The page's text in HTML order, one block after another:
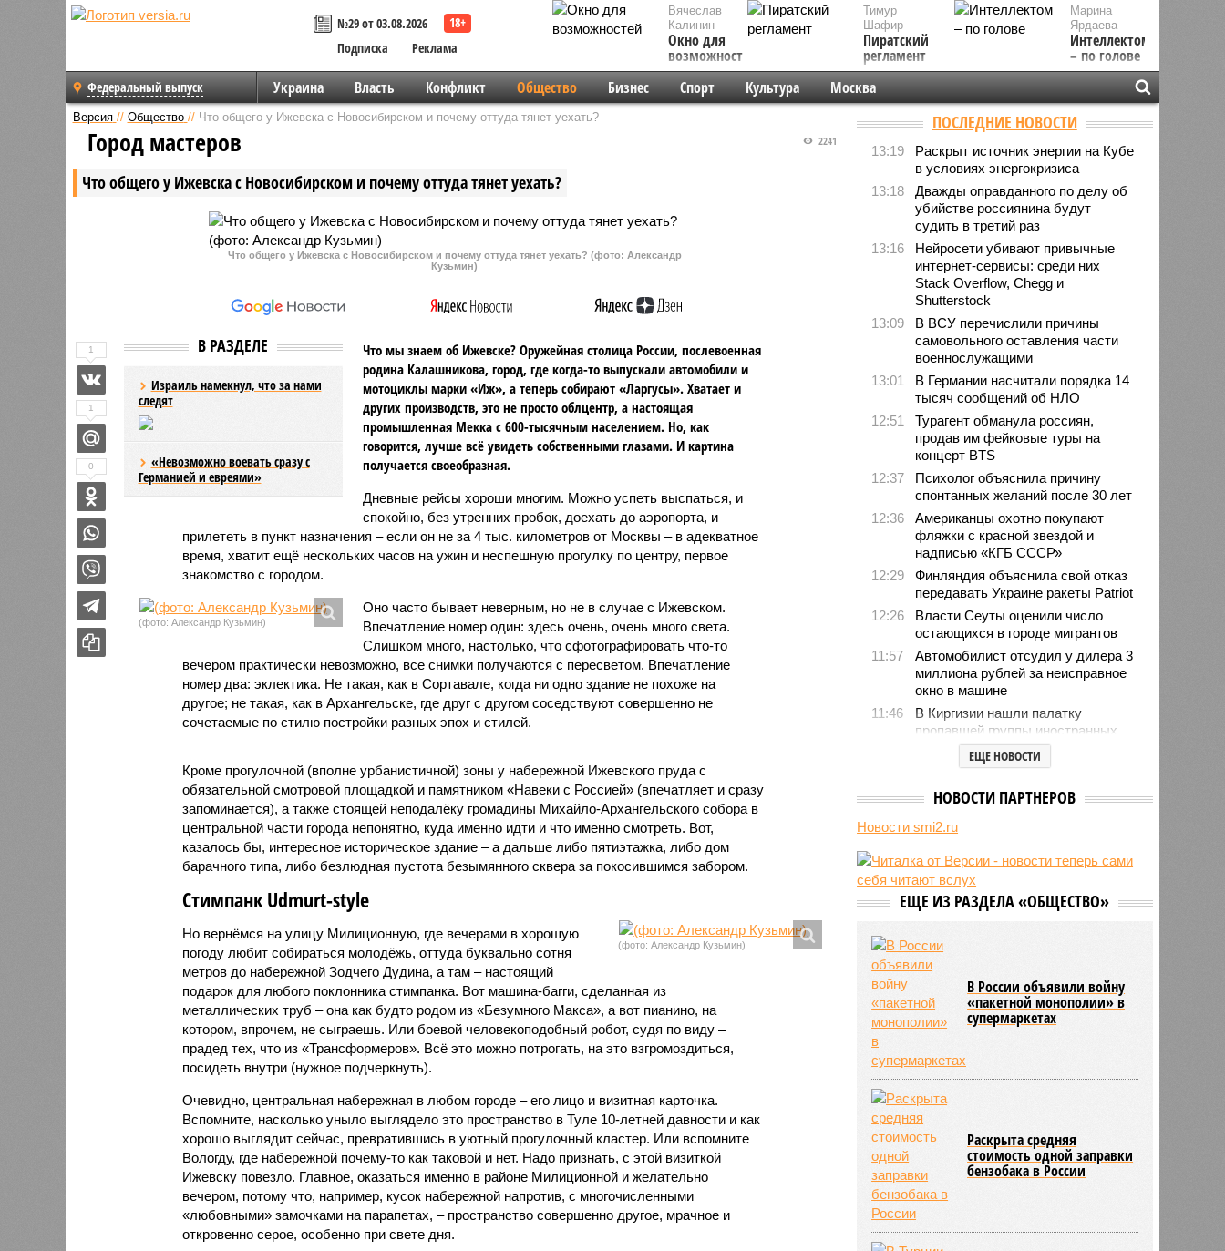
№29 от 03.08.2026
Подписка
Реклама
Вячеслав
Калинин
Окно для
возможностей
Марина
Ярдаева
Интеллектом
– по голове
Тимур
Шафир
Пиратский
регламент
Федеральный выпуск Украина Власть Конфликт Общество Бизнес Спорт Культура Москва
Версия // Общество // Что общего у Ижевска с Новосибирском и почему оттуда тянет уехать?
Что общего у Ижевска с Новосибирском и почему оттуда тянет уехать?
2241
Город мастеров
Что общего у Ижевска с Новосибирском и почему оттуда тянет уехать? (фото: Александр
Кузьмин)
В РАЗДЕЛЕ
Израиль намекнул, что за нами
следят
«Невозможно воевать сразу с
Германией и евреями»
Что мы знаем об Ижевске? Оружейная столица России, послевоенная
родина Калашникова, город, где когда-то выпускали автомобили и
мотоциклы марки «Иж», а теперь собирают «Ларгусы». Хватает и
других производств, это не просто облцентр, а настоящая
промышленная Мекка с 600-тысячным населением. Но, как
говорится, лучше всё увидеть собственными глазами. И картина
получается своеобразная.
Дневные рейсы хороши многим. Можно успеть выспаться, и
спокойно, без утренних пробок, доехать до аэропорта, и
прилететь в пункт назначения – если он не за 4 тыс. километров от Москвы – в адекватное
время, хватит ещё нескольких часов на ужин и неспешную прогулку по центру, первое
знакомство с городом.
(фото: Александр Кузьмин)
Оно часто бывает неверным, но не в случае с Ижевском.
Впечатление номер один: здесь очень, очень много света.
Слишком много, настолько, что сфотографировать что-то
вечером практически невозможно, все снимки получаются с пересветом. Впечатление
номер два: эклектика. Не такая, как в Сортавале, когда ни одно здание не похоже на
другое; не такая, как в Архангельске, где друг с другом соседствуют совершенно не
сочетаемые по стилю постройки разных эпох и стилей.
Кроме прогулочной (вполне урбанистичной) зоны у набережной Ижевского пруда с
обязательной смотровой площадкой и памятником «Навеки с Россией» (впечатляет и сразу
запоминается), а также стоящей неподалёку громадины Михайло-Архангельского собора в
центральной части города непонятно, куда именно идти и что именно смотреть. Вот,
казалось бы, интересное историческое здание – а дальше либо пятиэтажка, либо дом
барачного типа, либо безлюдная пустота безымянного сквера за покосившимся забором.
Стимпанк Udmurt-style
(фото: Александр Кузьмин)
Но вернёмся на улицу Милиционную, где вечерами в хорошую
погоду любит собираться молодёжь, оттуда буквально сотня
метров до набережной Зодчего Дудина, а там – настоящий
подарок для любого поклонника стимпанка. Вот машина-багги, сделанная из
металлических труб – она как будто родом из «Безумного Макса», а вот пианино, на
котором, впрочем, не сыграешь. Или боевой человекоподобный робот, судя по виду –
прадед тех, что из «Трансформеров». Всё это можно потрогать, на это взгромоздиться,
посидеть внутри (нужное подчеркнуть).
Очевидно, центральная набережная в любом городе – его лицо и визитная карточка.
Вспомните, насколько уныло выглядело это пространство в Туле 10-летней давности и как
хорошо выглядит сейчас, превратившись в уютный прогулочный кластер. Или вспомните
Вологду, где набережной почему-то как таковой и нет. Надо признать, с этой визиткой
Ижевску повезло. Главное, оказаться именно в районе Милиционной и желательно
вечером, потому что, например, кусок набережной напротив, с многочисленными
«любовными» замочками на парапетах, – пространство совершенно другое, мрачное и
откровенно серое, особенно при свете дня.
1
1
0
ПОСЛЕДНИЕ НОВОСТИ
13:19
Раскрыт источник энергии на Кубе
в условиях энергокризиса
13:18
Дважды оправданного по делу об
убийстве россиянина будут
судить в третий раз
13:16
Нейросети убивают привычные
интернет-сервисы: среди них
Stack Overflow, Chegg и
Shutterstock
13:09
В ВСУ перечислили причины
самовольного оставления части
военнослужащими
13:01
В Германии насчитали порядка 14
тысяч сообщений об НЛО
12:51
Турагент обманула россиян,
продав им фейковые туры на
концерт BTS
12:37
Психолог объяснила причину
спонтанных желаний после 30 лет
12:36
Американцы охотно покупают
фляжки с красной звездой и
надписью «КГБ СССР»
12:29
Финляндия объяснила свой отказ
передавать Украине ракеты Patriot
12:26
Власти Сеуты оценили число
остающихся в городе мигрантов
11:57
Автомобилист отсудил у дилера 3
миллиона рублей за неисправное
окно в машине
11:46
В Киргизии нашли палатку
пропавшей группы иностранных
альпинистов
Туристы устремились в
смерти» после пропажи семьи
Усольцевых и других людей
вопреки бунту звёзд и
забастовкам
10:48
Экс-глава сирийской разведки
ЕЩЕ НОВОСТИ
НОВОСТИ ПАРТНЕРОВ
Новости smi2.ru
ЕЩЕ ИЗ РАЗДЕЛА «ОБЩЕСТВО»
В России объявили войну
«пакетной монополии» в
супермаркетах
Раскрыта средняя
стоимость одной заправки
бензобака в России